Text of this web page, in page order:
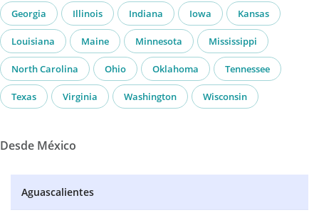
Georgia Illinois Indiana Iowa Kansas
Louisiana Maine Minnesota Mississippi
North Carolina Ohio Oklahoma Tennessee
Texas Virginia Washington Wisconsin
Desde México
Aguascalientes